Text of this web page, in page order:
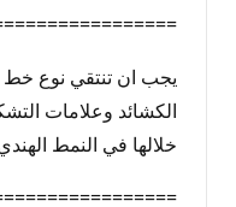
يجب ان تنتقي نوع
الكشائد وعلامات
خلالها في النمط